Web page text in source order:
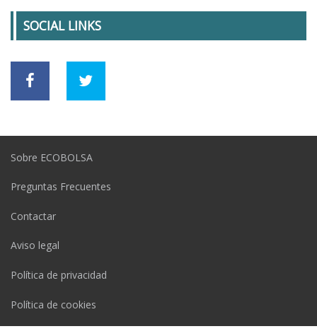
SOCIAL LINKS
Sobre ECOBOLSA
Preguntas Frecuentes
Contactar
Aviso legal
Política de privacidad
Política de cookies